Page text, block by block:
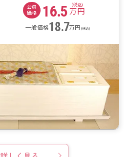
会員
価格
16.5 (税込)
万円
一般価格18.7万円(税込)